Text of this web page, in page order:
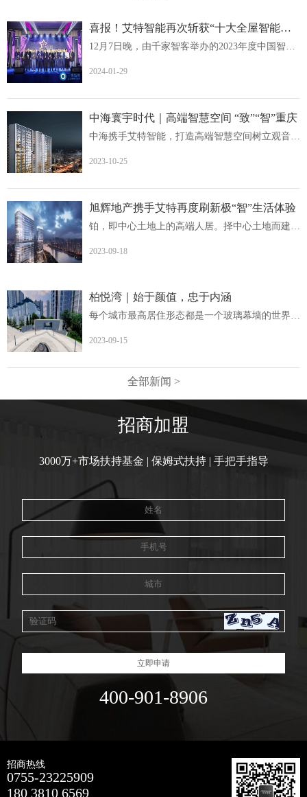
喜报！艾特智能再次斩获“十大全屋智能家居品牌
2024-01-29
中海寰宇时代｜高端智慧空间 “致”“智”重庆
2023-10-25
旭辉地产携手艾特再度刷新极“智”生活体验
2023-09-18
柏悦湾｜始于颜值，忠于内涵
2023-09-15
全部新闻 >
招商加盟
3000万+市场扶持基金 | 保姆式扶持 | 手把手指导
立即申请
400-901-8906
招商热线
0755-23225909
180 3810 6569